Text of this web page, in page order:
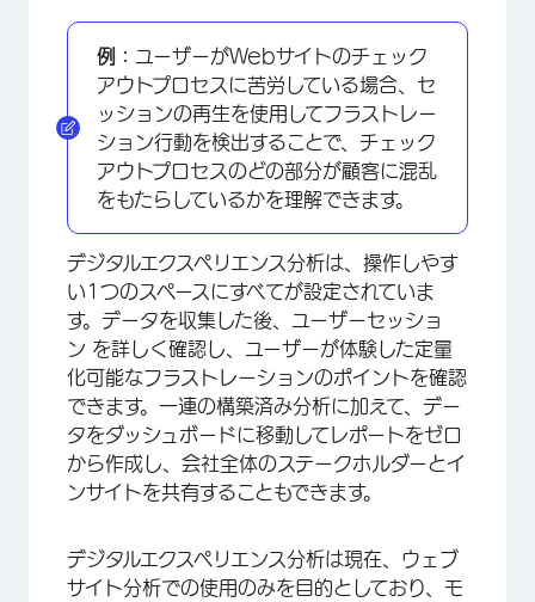
例： ユーザーがWebサイトのチェック
アウトプロセスに苦労している場合、セ
ッションの再生を使用してフラストレー
ション行動を検出することで、チェック
アウトプロセスのどの部分が顧客に混乱
をもたらしているかを理解できます。
デジタルエクスペリエンス分析は、操作しやす
い1つのスペースにすべてが設定されていま
す。データを収集した後、ユーザーセッショ
ン を詳しく確認し、ユーザーが体験した定量
化可能なフラストレーションのポイントを確認
できます。一連の構築済み分析に加えて、デー
タをダッシュボードに移動してレポートをゼロ
から作成し、会社全体のステークホルダーとイ
ンサイトを共有することもできます。
デジタルエクスペリエンス分析は現在、ウェブ
サイト分析での使用のみを目的としており、モ